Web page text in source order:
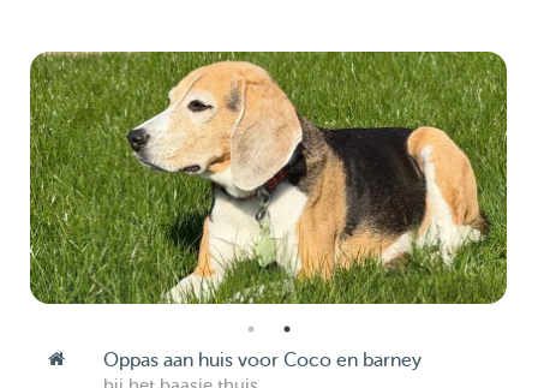
Oppas aan huis voor Coco en barney